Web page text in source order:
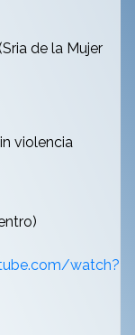
de la Mujer
violencia
watch?